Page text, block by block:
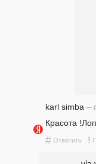
karl simba —
Красота
# Ответить !